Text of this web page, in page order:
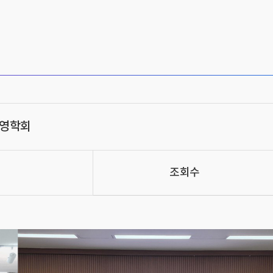
학회
조회수